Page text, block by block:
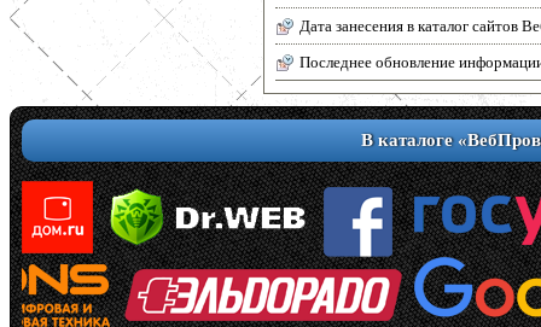
Дата занесения в каталог сайтов
Последнее обновление
В каталоге